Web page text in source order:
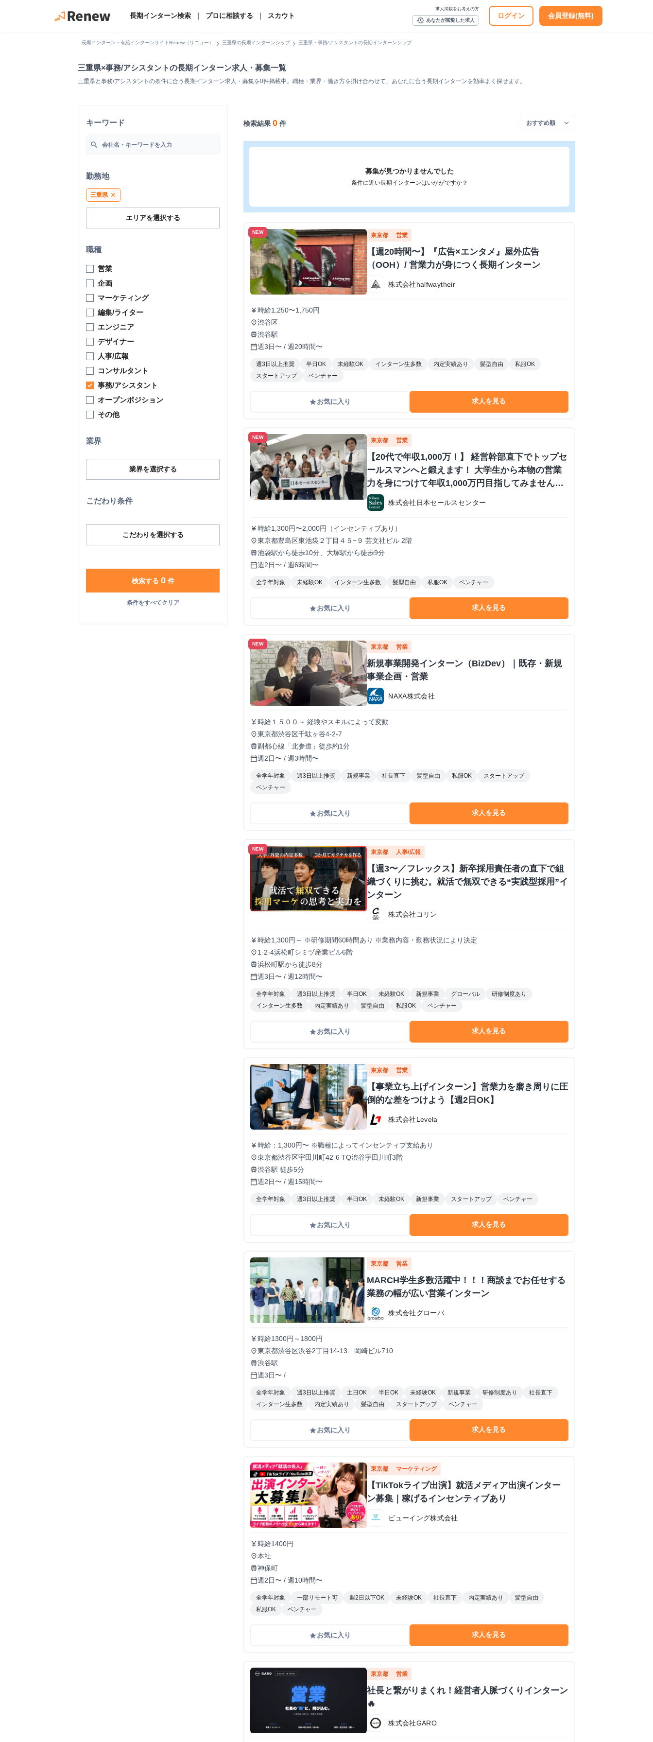
長期インターン検索 プロに相談する スカウト
求人掲載をお考えの方
history あなたが閲覧した求人
ログイン 会員登録(無料)
長期インターン・有給インターンサイトRenew（リニュー） chevron_right 三重県の長期インターンシップchevron_right 三重県・事務/アシスタントの長期インターンシップ
三重県×事務/アシスタントの長期インターン求人・募集一覧
三重県と事務/アシスタントの条件に合う長期インターン求人・募集を0件掲載中。職種・業界・働き方を掛け合わせて、あなたに合う長期インターンを効率よく探せます。
キーワード
search
勤務地
三重県 close
エリアを選択する
職種
営業
企画
マーケティング
編集/ライター
エンジニア
デザイナー
人事/広報
コンサルタント
事務/アシスタント
オープンポジション
その他
業界
業界を選択する
こだわり条件
こだわりを選択する
検索する 0件
条件をすべてクリア
検索結果0 件
募集が見つかりませんでした
条件に近い長期インターンはいかがですか？
NEW 東京都 営業
【週20時間〜】『広告×エンタメ』屋外広告
（OOH）/ 営業力が身につく長期インターン
株式会社halfwaytheir
currency_yen時給1,250〜1,750円
place渋谷区
train渋谷駅
calendar_today週3日〜 / 週20時間〜
週3日以上推奨 半日OK 未経験OK インターン生多数 内定実績あり 髪型自由
私服OK
スタートアップ
ベンチャー
gradeお気に入り 求人を見る
NEW 東京都 営業
【20代で年収1,000万！】 経営幹部直下でトップセ
ールスマンへと鍛えます！ 大学生から本物の営業
力を身につけて年収1,000万円目指してみません
か？ ※当社直結内定あり #学歴不問 #未経験可
#1.2年生可 - 株式会社日本セールスセンターの長
期・有給インターンシップ
株式会社日本セールスセンター
currency_yen時給1,300円〜2,000円（インセンティブあり）
place東京都豊島区東池袋２丁目４５−９ 芸文社ビル 2階
train池袋駅から徒歩10分、大塚駅から徒歩9分
calendar_today週2日〜 / 週6時間〜
全学年対象 未経験OK インターン生多数 髪型自由 私服OK ベンチャー
gradeお気に入り 求人を見る
NEW 東京都 営業
新規事業開発インターン（BizDev）｜既存・新規
事業企画・営業
NAXA株式会社
currency_yen時給１５００～ 経験やスキルによって変動
place東京都渋谷区千駄ヶ谷4-2-7
train副都心線「北参道」徒歩約1分
calendar_today週2日〜 / 週3時間〜
全学年対象 週3日以上推奨 新規事業 社長直下 髪型自由 私服OK
スタートアップ
ベンチャー
gradeお気に入り 求人を見る
NEW 東京都 人事/広報
【週3〜／フレックス】新卒採用責任者の直下で組
織づくりに挑む。就活で無双できる“実践型採用”イ
ンターン
株式会社コリン
currency_yen時給1,300円～ ※研修期間60時間あり ※業務内容・勤務状況により決定
place 1-2-4浜松町シミヅ産業ビル6階
train浜松町駅から徒歩8分
calendar_today週3日〜 / 週12時間〜
全学年対象 週3日以上推奨 半日OK 未経験OK 新規事業 グローバル
研修制度あり
インターン生多数
内定実績あり 髪型自由 私服OK ベンチャー
gradeお気に入り 求人を見る
東京都 営業
【事業立ち上げインターン】営業力を磨き周りに圧
倒的な差をつけよう【週2日OK】
株式会社Levela
currency_yen時給：1,300円〜 ※職種によってインセンティブ支給あり
place東京都渋谷区宇田川町42-6 TQ渋谷宇田川町3階
train渋谷駅 徒歩5分
calendar_today週2日〜 / 週15時間〜
全学年対象 週3日以上推奨 半日OK 未経験OK 新規事業 スタートアップ ベンチャー
gradeお気に入り 求人を見る
東京都 営業
MARCH学生多数活躍中！！！商談までお任せする
業務の幅が広い営業インターン
株式会社グローバ
currency_yen時給1300円～1800円
place東京都渋谷区渋谷2丁目14-13 岡崎ビル710
train渋谷駅
calendar_today週3日〜 /
全学年対象 週3日以上推奨 土日OK 半日OK 未経験OK 新規事業 研修制度あり
社長直下
インターン生多数
内定実績あり 髪型自由 スタートアップ ベンチャー
gradeお気に入り 求人を見る
東京都 マーケティング
【TikTokライブ出演】就活メディア出演インター
ン募集｜稼げるインセンティブあり
ビューイング株式会社
currency_yen時給1400円
place本社
train神保町
calendar_today週2日〜 / 週10時間〜
全学年対象 一部リモート可 週2日以下OK 未経験OK 社長直下 内定実績あり
髪型自由
私服OK
ベンチャー
gradeお気に入り 求人を見る
東京都 営業
社長と繋がりまくれ！経営者人脈づくりインターン
🔥
株式会社GARO